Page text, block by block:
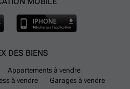
DES BIENS
Appartements à vendre
à vendre Garages à vendre